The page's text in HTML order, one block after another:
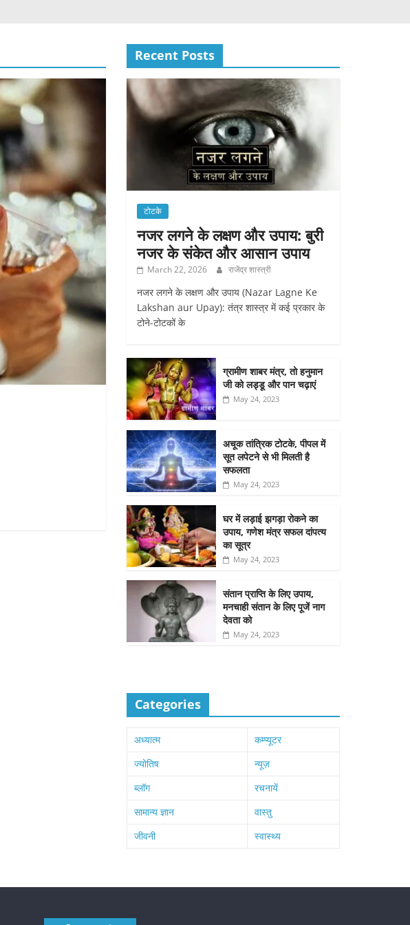
Recent Posts
टोटके
नजर लगने के लक्षण और उपाय: बुरी
नजर के संकेत और आसान उपाय
March 22, 2026 राजेंद्र शास्त्री
नजर लगने के लक्षण और उपाय (Nazar Lagne Ke
Lakshan aur Upay): तंत्र शास्त्र में कई प्रकार के
टोने-टोटकों के
ग्रामीण शाबर मंत्र, तो हनुमान
जी को लड्डू और पान चढ़ाएं
May 24, 2023
अचूक तांत्रिक टोटके, पीपल में
सूत लपेटने से भी मिलती है
सफलता
May 24, 2023
घर में लड़ाई झगड़ा रोकने का
उपाय, गणेश मंत्र सफल दांपत्य
का सूत्र
May 24, 2023
संतान प्राप्ति के लिए उपाय,
मनचाही संतान के लिए पूजें नाग
देवता को
May 24, 2023
Categories
अध्यात्म
कम्प्यूटर
ज्योतिष
न्यूज़
ब्लॉग
रचनायें
सामान्य ज्ञान
वास्तु
जीवनी
स्वास्थ्य